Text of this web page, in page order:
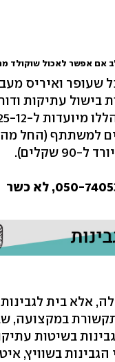
אם אפשר לאכול שוקולד
שעופר ואיריס
בישול עתיקות
120 שקלים למשתתף
שקלים).
אלא בית
במקצועה,
28 סוגי גבינות בשיטות
בשוויץ,